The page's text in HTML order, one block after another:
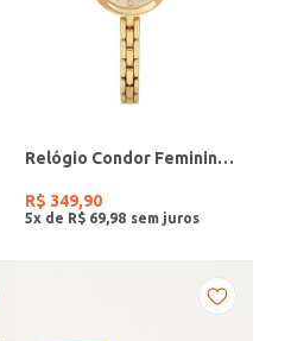
Relógio Condor Feminino DOURADO
R$ 349,90
5x de R$ 69 98